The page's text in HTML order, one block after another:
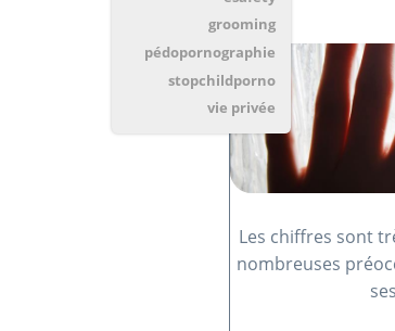
grooming
pédopornographie
stopchildporno
vie privée
Les chiffres sont
nombreuses